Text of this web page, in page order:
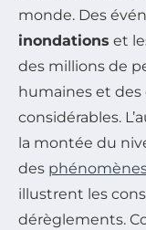
monde. Des
inondations et
des millions de
humaines et
considérables.
la montée du
des
illustrent les
dérèglements.